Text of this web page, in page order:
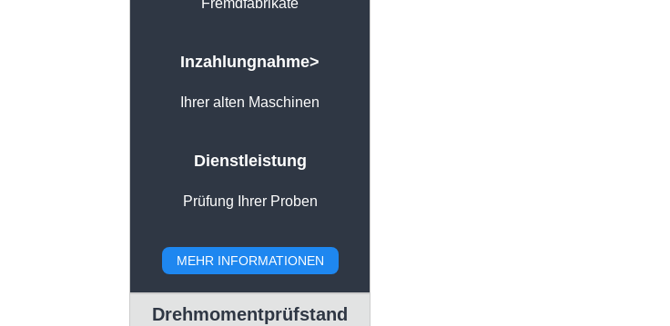
Fremdfabrikate
Inzahlungnahme>
Ihrer alten Maschinen
Dienstleistung
Prüfung Ihrer Proben
MEHR INFORMATIONEN
Drehmomentprüfstand